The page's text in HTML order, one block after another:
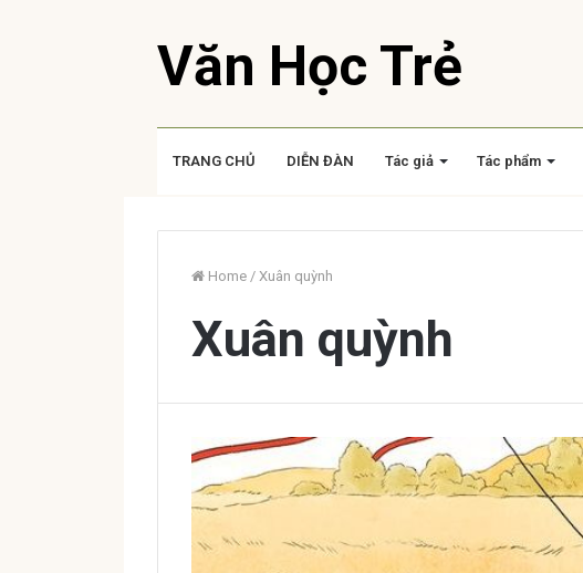
Văn Học Trẻ
TRANG CHỦ DIỄN ĐÀN Tác giả Tác phẩm
Home / Xuân quỳnh
Xuân quỳnh